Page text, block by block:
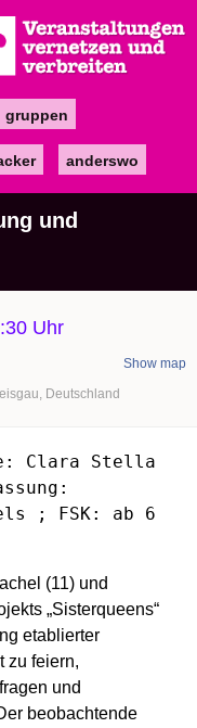
gruppen
anderswo
und
Uhr
Deutschland
Show map
Clara Stella
; FSK: ab 6
(11) und
„Sisterqueens“
etablierter
zu feiern,
und
beobachtende